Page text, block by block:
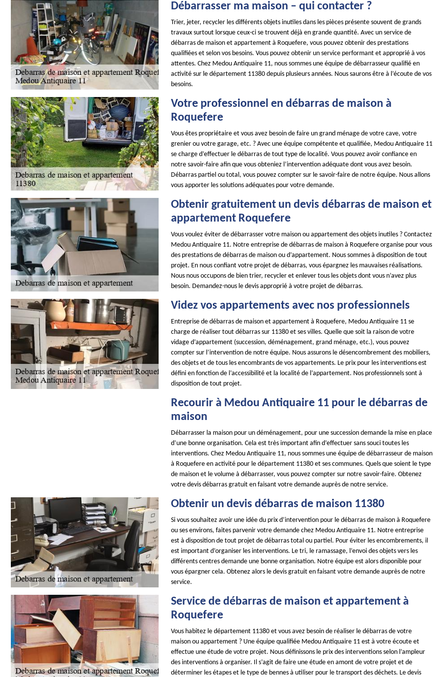
Débarrasser ma maison – qui contacter ?
Trier, jeter, recycler les différents objets inutiles dans les pièces présente souvent de grands
travaux surtout lorsque ceux-ci se trouvent déjà en grande quantité. Avec un service de
débarras de maison et appartement à Roquefere, vous pouvez obtenir des prestations
qualifiées et selon vos besoins. Vous pouvez obtenir un service performant et approprié à vos
attentes. Chez Medou Antiquaire 11, nous sommes une équipe de débarrasseur qualifié en
activité sur le département 11380 depuis plusieurs années. Nous saurons être à l’écoute de vos
besoins.
Votre professionnel en débarras de maison à
Roquefere
Vous êtes propriétaire et vous avez besoin de faire un grand ménage de votre cave, votre
grenier ou votre garage, etc. ? Avec une équipe compétente et qualifiée, Medou Antiquaire 11
se charge d’effectuer le débarras de tout type de localité. Vous pouvez avoir confiance en
notre savoir-faire afin que vous obteniez l’intervention adéquate dont vous avez besoin.
Débarras partiel ou total, vous pouvez compter sur le savoir-faire de notre équipe. Nous allons
vous apporter les solutions adéquates pour votre demande.
Obtenir gratuitement un devis débarras de maison et
appartement Roquefere
Vous voulez éviter de débarrasser votre maison ou appartement des objets inutiles ? Contactez
Medou Antiquaire 11. Notre entreprise de débarras de maison à Roquefere organise pour vous
des prestations de débarras de maison ou d’appartement. Nous sommes à disposition de tout
projet. En nous confiant votre projet de débarras, vous épargnez les mauvaises réalisations.
Nous nous occupons de bien trier, recycler et enlever tous les objets dont vous n’avez plus
besoin. Demandez-nous le devis approprié à votre projet de débarras.
Videz vos appartements avec nos professionnels
Entreprise de débarras de maison et appartement à Roquefere, Medou Antiquaire 11 se
charge de réaliser tout débarras sur 11380 et ses villes. Quelle que soit la raison de votre
vidage d’appartement (succession, déménagement, grand ménage, etc.), vous pouvez
compter sur l’intervention de notre équipe. Nous assurons le désencombrement des mobiliers,
des objets et de tous les encombrants de vos appartements. Le prix pour les interventions est
défini en fonction de l’accessibilité et la localité de l’appartement. Nos professionnels sont à
disposition de tout projet.
Recourir à Medou Antiquaire 11 pour le débarras de
maison
Débarrasser la maison pour un déménagement, pour une succession demande la mise en place
d’une bonne organisation. Cela est très important afin d’effectuer sans souci toutes les
interventions. Chez Medou Antiquaire 11, nous sommes une équipe de débarrasseur de maison
à Roquefere en activité pour le département 11380 et ses communes. Quels que soient le type
de maison et le volume à débarrasser, vous pouvez compter sur notre savoir-faire. Obtenez
votre devis débarras gratuit en faisant votre demande auprès de notre service.
Obtenir un devis débarras de maison 11380
Si vous souhaitez avoir une idée du prix d’intervention pour le débarras de maison à Roquefere
ou ses environs, faites parvenir votre demande chez Medou Antiquaire 11. Notre entreprise
est à disposition de tout projet de débarras total ou partiel. Pour éviter les encombrements, il
est important d’organiser les interventions. Le tri, le ramassage, l’envoi des objets vers les
différents centres demande une bonne organisation. Notre équipe est alors disponible pour
vous épargner cela. Obtenez alors le devis gratuit en faisant votre demande auprès de notre
service.
Service de débarras de maison et appartement à
Roquefere
Vous habitez le département 11380 et vous avez besoin de réaliser le débarras de votre
maison ou appartement ? Une équipe qualifiée Medou Antiquaire 11 est à votre écoute et
effectue une étude de votre projet. Nous définissons le prix des interventions selon l’ampleur
des interventions à organiser. Il s’agit de faire une étude en amont de votre projet et de
déterminer les étapes et le type de bennes à utiliser pour le transport des déchets. Le devis